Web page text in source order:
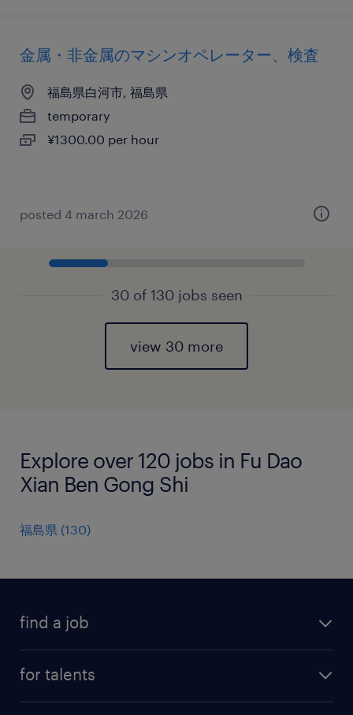
金属・非金属のマシンオペレーター、検査
福島県白河市, 福島県
temporary
¥1300.00 per hour
posted 4 march 2026
30 of 130 jobs seen
view 30 more
Explore over 120 jobs in Fu Dao
Xian Ben Gong Shi
福島県 (130)
find a job
for talents